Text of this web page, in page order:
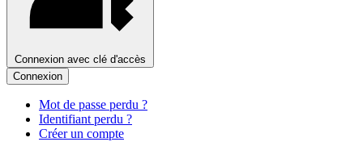
Connexion avec clé d'accès
Connexion
Mot de passe perdu ?
Identifiant perdu ?
Créer un compte